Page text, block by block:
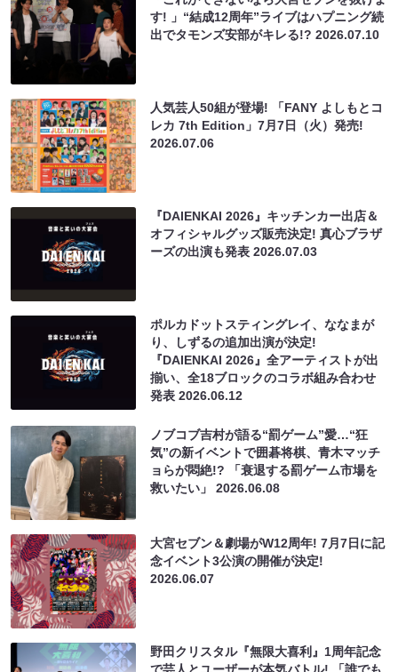
す! 」“結成12周年”ライブはハプニング続
出でタモンズ安部がキレる!?2026.07.10
人気芸人50組が登場! 「FANY よしもとコ
レカ 7th Edition」7月7日（火）発売!
2026.07.06
『DAIENKAI 2026』キッチンカー出店＆
オフィシャルグッズ販売決定! 真心ブラザ
ーズの出演も発表2026.07.03
ポルカドットスティングレイ、ななまが
り、しずるの追加出演が決定!
『DAIENKAI 2026』全アーティストが出
揃い、全18ブロックのコラボ組み合わせ
発表2026.06.12
ノブコブ吉村が語る“罰ゲーム”愛…“狂
気”の新イベントで囲碁将棋、青木マッチ
ョらが悶絶!? 「衰退する罰ゲーム市場を
救いたい」2026.06.08
大宮セブン＆劇場がW12周年! 7月7日に記
念イベント3公演の開催が決定!
2026.06.07
野田クリスタル『無限大喜利』1周年記念